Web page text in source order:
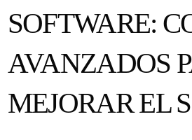
SOFTWARE:
AVANZADOS
MEJORAR EL